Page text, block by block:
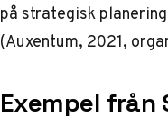
på strategisk
(Auxentum, 2021,
Exempel från